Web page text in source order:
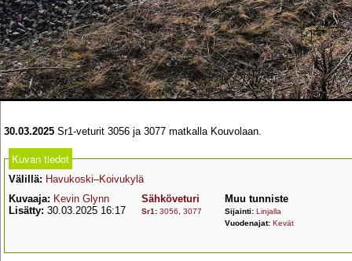
30.03.2025 Sr1-veturit 3056 ja 3077 matkalla Kouvolaan.
Kuvan tiedot
Välillä: Havukoski–Koivukylä
Kuvaaja: Kevin Glynn
Lisätty: 30.03.2025 16:17
Sähköveturi
Sr1 : 3056 3077
Muu tunniste
Sijainti: Linjalla
Vuodenajat: Kevät